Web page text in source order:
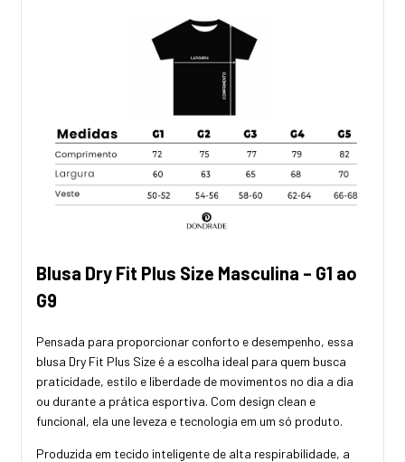
Blusa Dry Fit Plus Size Masculina – G1 ao
G9
Pensada para proporcionar conforto e desempenho, essa
blusa Dry Fit Plus Size é a escolha ideal para quem busca
praticidade, estilo e liberdade de movimentos no dia a dia
ou durante a prática esportiva. Com design clean e
funcional, ela une leveza e tecnologia em um só produto.
Produzida em tecido inteligente de alta respirabilidade, a